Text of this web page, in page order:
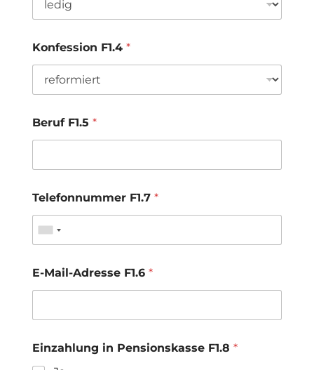
Konfession F1.4 *
Beruf F1.5 *
Telefonnummer F1.7 *
E-Mail-Adresse F1.6 *
Einzahlung in Pensionskasse F1.8 *